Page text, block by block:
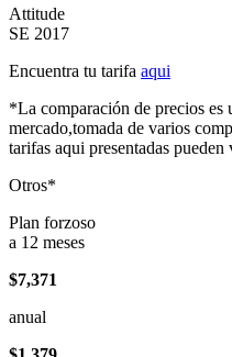
Attitude
SE 2017
Encuentra tu tarifa aqui
*La comparación de precios es
mercado,tomada de varios
tarifas aqui presentadas pueden
Otros*
Plan forzoso
a 12 meses
$7,371
anual